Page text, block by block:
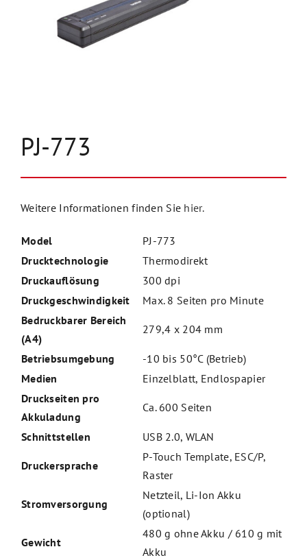
Unternehmen
PJ-773
Weitere Informationen finden Sie hier.
Model
PJ-773
Drucktechnologie
Thermodirekt
Druckauflösung
300 dpi
Druckgeschwindigkeit
Max. 8 Seiten pro Minute
Bedruckbarer Bereich
(A4)
279,4 x 204 mm
Betriebsumgebung
-10 bis 50°C (Betrieb)
Medien
Einzelblatt, Endlospapier
Druckseiten pro
Akkuladung
Ca. 600 Seiten
Schnittstellen USB 2.0, WLAN
Druckersprache
P-Touch Template, ESC/P,
Raster
Stromversorgung
Netzteil, Li-Ion Akku
(optional)
Gewicht
480 g ohne Akku / 610 g mit
Akku